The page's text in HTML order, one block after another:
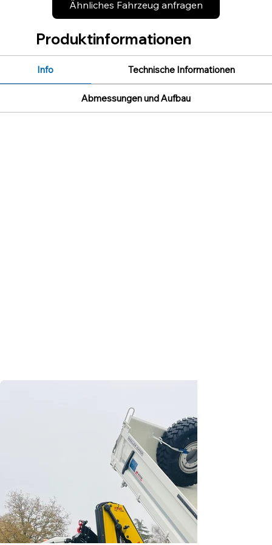
Ähnliches Fahrzeug anfragen
Produktinformationen
Info Technische Informationen
Abmessungen und Aufbau